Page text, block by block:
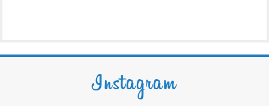
Instagram